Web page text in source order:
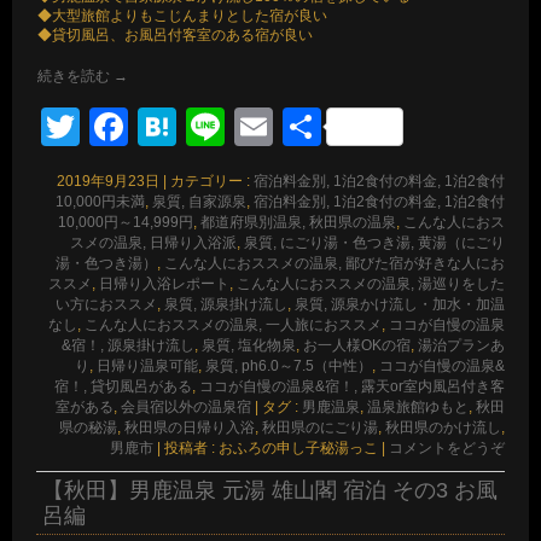
◆大型旅館よりもこじんまりとした宿が良い
◆貸切風呂、お風呂付客室のある宿が良い
続きを読む →
TwitterFacebook
Hatena
LineEmail
共
有
2019年9月23日 カテゴリー : 宿泊料金別, 1泊2食付の料金, 1泊2食付
10,000円未満, 泉質, 自家源泉, 宿泊料金別, 1泊2食付の料金, 1泊2食付
10,000円～14,999円 , 都道府県別温泉, 秋田県の温泉, こんな人におス
スメの温泉, 日帰り入浴派, 泉質, にごり湯・色つき湯, 黄湯（にごり
湯・色つき湯） , こんな人におススメの温泉, 鄙びた宿が好きな人にお
ススメ , 日帰り入浴レポート , こんな人におススメの温泉, 湯巡りをした
い方におススメ , 泉質, 源泉掛け流し , 泉質, 源泉かけ流し・加水・加温
なし , こんな人におススメの温泉, 一人旅におススメ , ココが自慢の温泉
&宿！, 源泉掛け流し , 泉質, 塩化物泉, お一人様OKの宿, 湯治プランあ
り , 日帰り温泉可能, 泉質, ph6.0～7.5（中性） , ココが自慢の温泉&
宿！, 貸切風呂がある, ココが自慢の温泉&宿！, 露天or室内風呂付き客
室がある, 会員宿以外の温泉宿 タグ : 男鹿温泉, 温泉旅館ゆもと , 秋田
県の秘湯, 秋田県の日帰り入浴, 秋田県のにごり湯, 秋田県のかけ流し ,
男鹿市
投稿者 : おふろの申し子秘湯っこ コメントをどうぞ
【秋田】男鹿温泉 元湯 雄山閣 宿泊 その3 お風
呂編